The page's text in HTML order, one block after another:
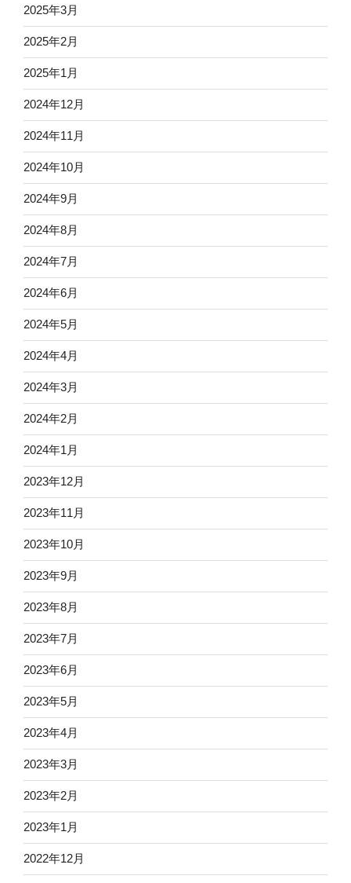
2025年3月
2025年2月
2025年1月
2024年12月
2024年11月
2024年10月
2024年9月
2024年8月
2024年7月
2024年6月
2024年5月
2024年4月
2024年3月
2024年2月
2024年1月
2023年12月
2023年11月
2023年10月
2023年9月
2023年8月
2023年7月
2023年6月
2023年5月
2023年4月
2023年3月
2023年2月
2023年1月
2022年12月